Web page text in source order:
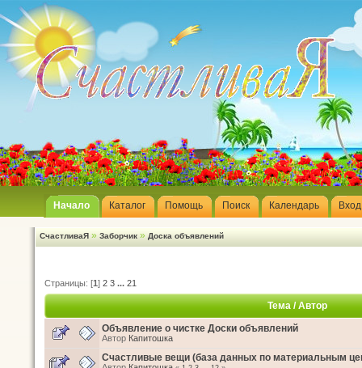
Начало Каталог Помощь Поиск Календарь Вход
СчастливаЯ » Заборчик » Доска объявлений
Страницы: [1] 2 3 ... 21
Тема/Автор
Объявление о чистке Доски объявлений
Автор Капитошка
Счастливые вещи (база данных по материальным